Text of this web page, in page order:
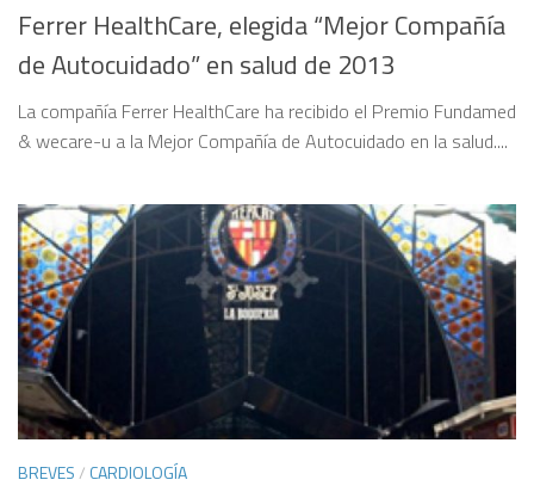
Ferrer HealthCare, elegida “Mejor Compañía
de Autocuidado” en salud de 2013
La compañía Ferrer HealthCare ha recibido el Premio Fundamed
& wecare-u a la Mejor Compañía de Autocuidado en la salud....
BREVES/ CARDIOLOGÍA